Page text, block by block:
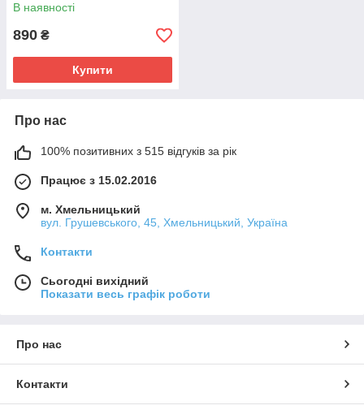
В наявності
890 ₴
Купити
Про нас
100% позитивних з 515 відгуків за рік
Працює з 15.02.2016
м. Хмельницький
вул. Грушевського, 45, Хмельницький, Україна
Контакти
Сьогодні вихідний
Показати весь графік роботи
Про нас
Контакти